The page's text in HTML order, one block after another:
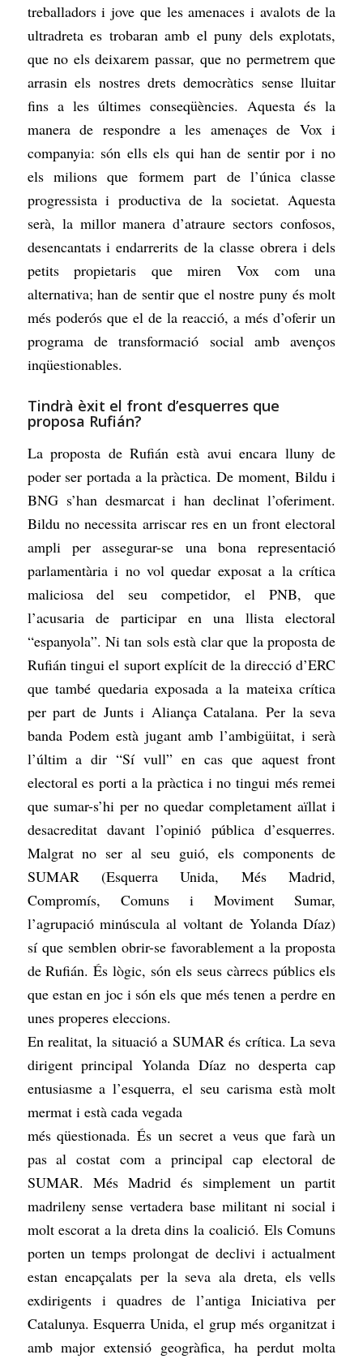
treballadors i jove que les amenaces i avalots de la
ultradreta es trobaran amb el puny dels explotats,
que no els deixarem passar, que no permetrem que
arrasin els nostres drets democràtics sense lluitar
fins a les últimes conseqüències. Aquesta és la
manera de respondre a les amenaçes de Vox i
companyia: són ells els qui han de sentir por i no
els milions que formem part de l’única classe
progressista i productiva de la societat. Aquesta
serà, la millor manera d’atraure sectors confosos,
desencantats i endarrerits de la classe obrera i dels
petits propietaris que miren Vox com una
alternativa; han de sentir que el nostre puny és molt
més poderós que el de la reacció, a més d’oferir un
programa de transformació social amb avenços
inqüestionables.
Tindrà èxit el front d’esquerres que
proposa Rufián?
La proposta de Rufián està avui encara lluny de
poder ser portada a la pràctica. De moment, Bildu i
BNG s’han desmarcat i han declinat l’oferiment.
Bildu no necessita arriscar res en un front electoral
ampli per assegurar-se una bona representació
parlamentària i no vol quedar exposat a la crítica
maliciosa del seu competidor, el PNB, que
l’acusaria de participar en una llista electoral
“espanyola”. Ni tan sols està clar que la proposta de
Rufián tingui el suport explícit de la direcció d’ERC
que també quedaria exposada a la mateixa crítica
per part de Junts i Aliança Catalana. Per la seva
banda Podem està jugant amb l’ambigüitat, i serà
l’últim a dir “Sí vull” en cas que aquest front
electoral es porti a la pràctica i no tingui més remei
que sumar-s’hi per no quedar completament aïllat i
desacreditat davant l’opinió pública d’esquerres.
Malgrat no ser al seu guió, els components de
SUMAR (Esquerra Unida, Més Madrid,
Compromís, Comuns i Moviment Sumar,
l’agrupació minúscula al voltant de Yolanda Díaz)
sí que semblen obrir-se favorablement a la proposta
de Rufián. És lògic, són els seus càrrecs públics els
que estan en joc i són els que més tenen a perdre en
unes properes eleccions.
En realitat, la situació a SUMAR és crítica. La seva
dirigent principal Yolanda Díaz no desperta cap
entusiasme a l’esquerra, el seu carisma està molt
mermat i està cada vegada
més qüestionada. És un secret a veus que farà un
pas al costat com a principal cap electoral de
SUMAR. Més Madrid és simplement un partit
madrileny sense vertadera base militant ni social i
molt escorat a la dreta dins la coalició. Els Comuns
porten un temps prolongat de declivi i actualment
estan encapçalats per la seva ala dreta, els vells
exdirigents i quadres de l’antiga Iniciativa per
Catalunya. Esquerra Unida, el grup més organitzat i
amb major extensió geogràfica, ha perdut molta